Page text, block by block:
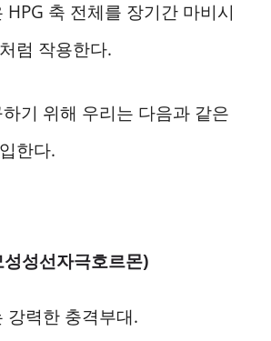
HPG 축 전체를 장기간 마비시
럼 작용한다.
기 위해 우리는 다음과 같은
한다.
성선자극호르몬)
강력한 충격부대.